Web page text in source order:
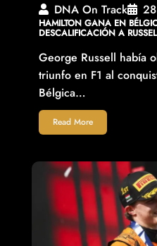
DNA On Track
HAMILTON GANA EN
DESCALIFICACIÓN A
George Russell había
triunfo en F1 al
Bélgica…
Read More